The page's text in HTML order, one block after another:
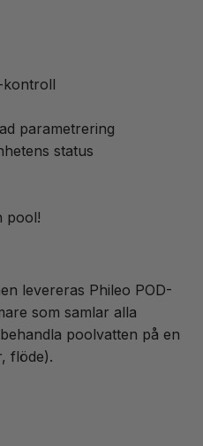
kontroll
parametrering
status
pool!
levereras Phileo POD-
som samlar alla
poolvatten på en
flöde).